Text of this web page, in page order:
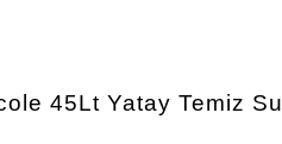
45Lt Yatay Temiz Su